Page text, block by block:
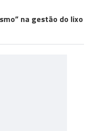
na gestão do lixo